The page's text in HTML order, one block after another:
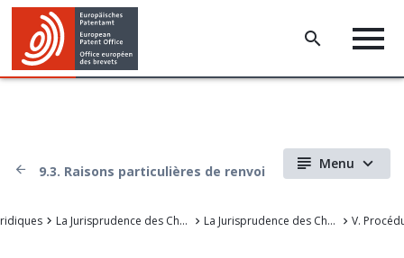
9.3. Raisons particulières de renvoi Menu
La Jurisprudence des Chambers de recours de l'OEB La Jurisprudence des Chambres de recours de l'Office européen des brevets